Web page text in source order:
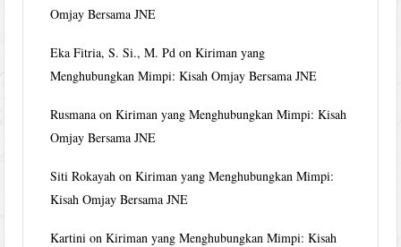
Omjay Bersama JNE
Eka Fitria, S. Si., M. Pd onKiriman yang
Menghubungkan Mimpi: Kisah Omjay Bersama JNE
Rusmana onKiriman yang Menghubungkan Mimpi: Kisah
Omjay Bersama JNE
Siti Rokayah onKiriman yang Menghubungkan Mimpi:
Kisah Omjay Bersama JNE
Kartini onKiriman yang Menghubungkan Mimpi: Kisah